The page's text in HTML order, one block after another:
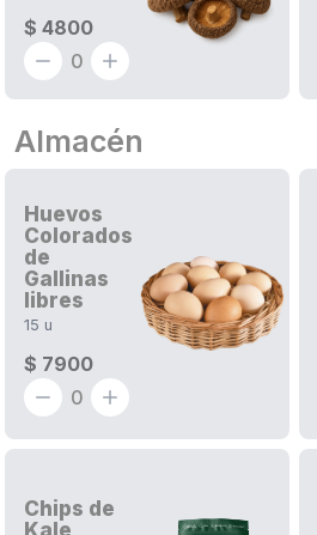
$ 4800
0
Almacén
Huevos
Colorados
de
Gallinas
libres
15 u
$ 7900
0
Chips de
Kale